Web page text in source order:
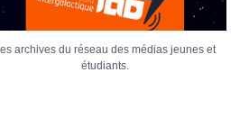
archives du réseau des médias jeunes et
étudiants.